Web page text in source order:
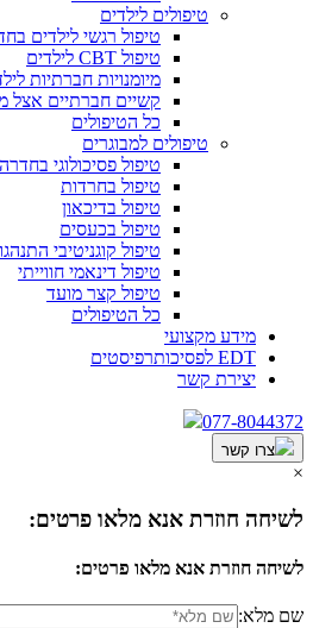
טיפולים לילדים
טיפול רגשי לילדים
טיפול CBT לילדים
מיומנויות חברתיות
קשיים חברתיים אצל
כל הטיפולים
טיפולים למבוגרים
טיפול פסיכולוגי בחדרה
טיפול בחרדות
טיפול בדיכאון
טיפול בכעסים
טיפול קוגניטיבי
טיפול דינאמי חווייתי
טיפול קצר מועד
כל הטיפולים
מידע מקצועי
EDT לפסיכותרפיסטים
יצירת קשר
077-8044372
צרו קשר
×
לשיחה חוזרת אנא מלאו פרטים:
לשיחה חוזרת אנא מלאו פרטים:
שם מלא: